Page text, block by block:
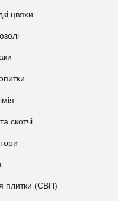
цвяхи
скотчі
плитки (СВП)